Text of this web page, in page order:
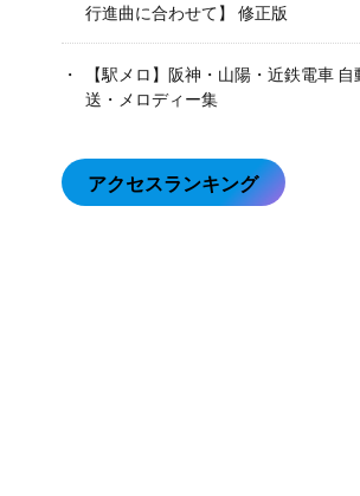
行進曲に合わせて】 修正版
【駅メロ】阪神・山陽・近鉄電車 自
送・メロディー集
アクセスランキング